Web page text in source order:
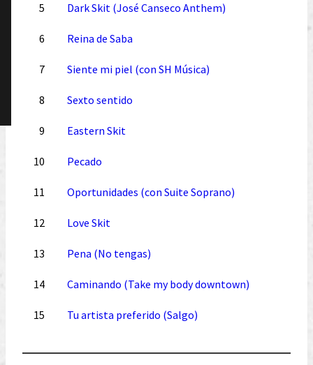
5 Dark Skit (José Canseco Anthem)
6 Reina de Saba
7 Siente mi piel (con SH Música)
8 Sexto sentido
9 Eastern Skit
10 Pecado
11 Oportunidades (con Suite Soprano)
12 Love Skit
13 Pena (No tengas)
14 Caminando (Take my body downtown)
15 Tu artista preferido (Salgo)